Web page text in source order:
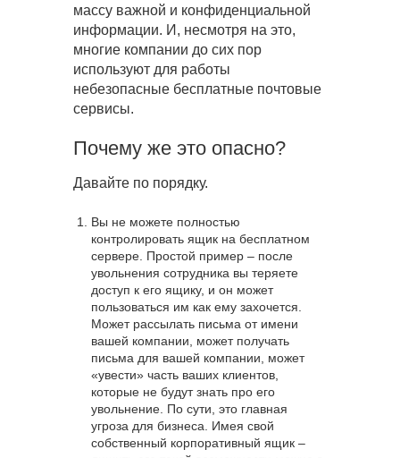
массу важной и конфиденциальной
информации. И, несмотря на это,
многие компании до сих пор
используют для работы
небезопасные бесплатные почтовые
сервисы.
Почему же это опасно?
Давайте по порядку.
Вы не можете полностью
контролировать ящик на бесплатном
сервере. Простой пример – после
увольнения сотрудника вы теряете
доступ к его ящику, и он может
пользоваться им как ему захочется.
Может рассылать письма от имени
вашей компании, может получать
письма для вашей компании, может
«увести» часть ваших клиентов,
которые не будут знать про его
увольнение. По сути, это главная
угроза для бизнеса. Имея свой
собственный корпоративный ящик –